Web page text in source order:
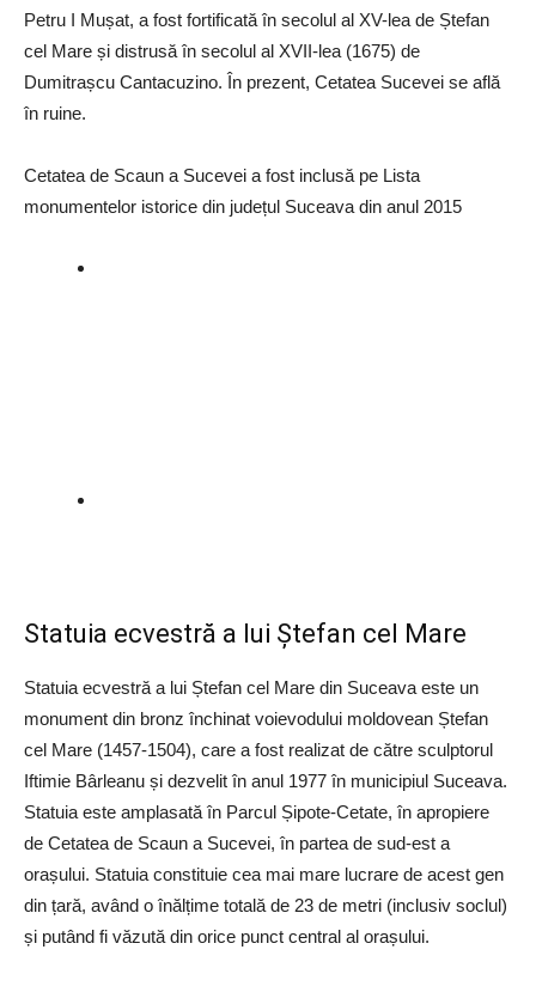
Petru I Mușat, a fost fortificată în secolul al XV-lea de Ștefan
cel Mare și distrusă în secolul al XVII-lea (1675) de
Dumitrașcu Cantacuzino. În prezent, Cetatea Sucevei se află
în ruine.
Cetatea de Scaun a Sucevei a fost inclusă pe Lista
monumentelor istorice din județul Suceava din anul 2015
Statuia ecvestră a lui Ștefan cel Mare
Statuia ecvestră a lui Ștefan cel Mare din Suceava este un
monument din bronz închinat voievodului moldovean Ștefan
cel Mare (1457-1504), care a fost realizat de către sculptorul
Iftimie Bârleanu și dezvelit în anul 1977 în municipiul Suceava.
Statuia este amplasată în Parcul Șipote-Cetate, în apropiere
de Cetatea de Scaun a Sucevei, în partea de sud-est a
orașului. Statuia constituie cea mai mare lucrare de acest gen
din țară, având o înălțime totală de 23 de metri (inclusiv soclul)
și putând fi văzută din orice punct central al orașului.